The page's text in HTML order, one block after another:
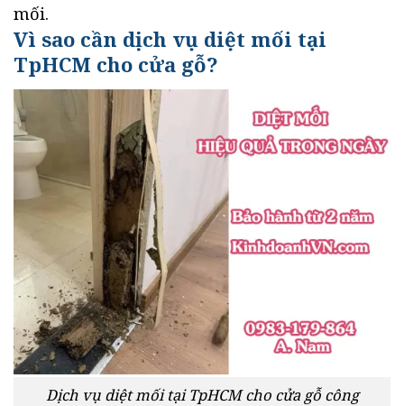
mối.
Vì sao cần dịch vụ diệt mối tại
TpHCM cho cửa gỗ?
Dịch vụ diệt mối tại TpHCM cho cửa gỗ công